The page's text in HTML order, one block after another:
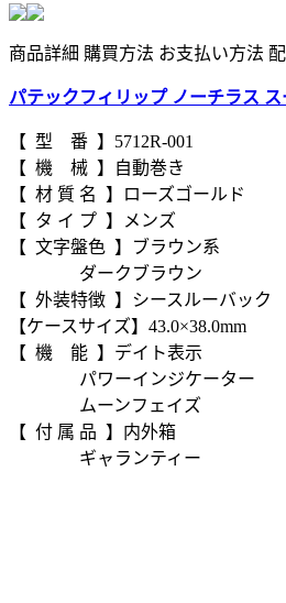
商品詳細 購買方法 お支払い方法
パテックフィリップ ノーチラス
【 型 番 】5712R-001
【 機 械 】自動巻き
【 材 質 名 】ローズゴールド
【 タ イ プ 】メンズ
【 文字盤色 】ブラウン系
ダークブラウン
【 外装特徴 】シースルーバック
【ケースサイズ】43.0×38.0mm
【 機 能 】デイト表示
パワーインジケーター
ムーンフェイズ
【 付 属 品 】内外箱
ギャランティー